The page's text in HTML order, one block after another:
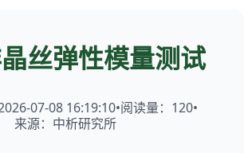
丝弹性模量测试
07-08 16:19:10•阅读量： 120•
来源：中析研究所